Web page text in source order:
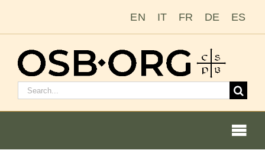
conteúdo
EN IT FR DE ES
Pesquisar